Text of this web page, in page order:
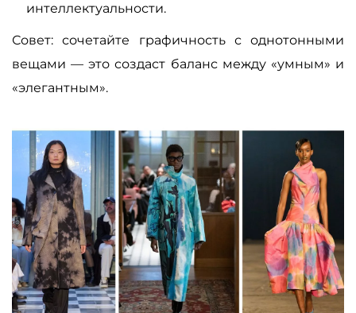
интеллектуальности.
Совет: сочетайте графичность с однотонными
вещами — это создаст баланс между «умным» и
«элегантным».